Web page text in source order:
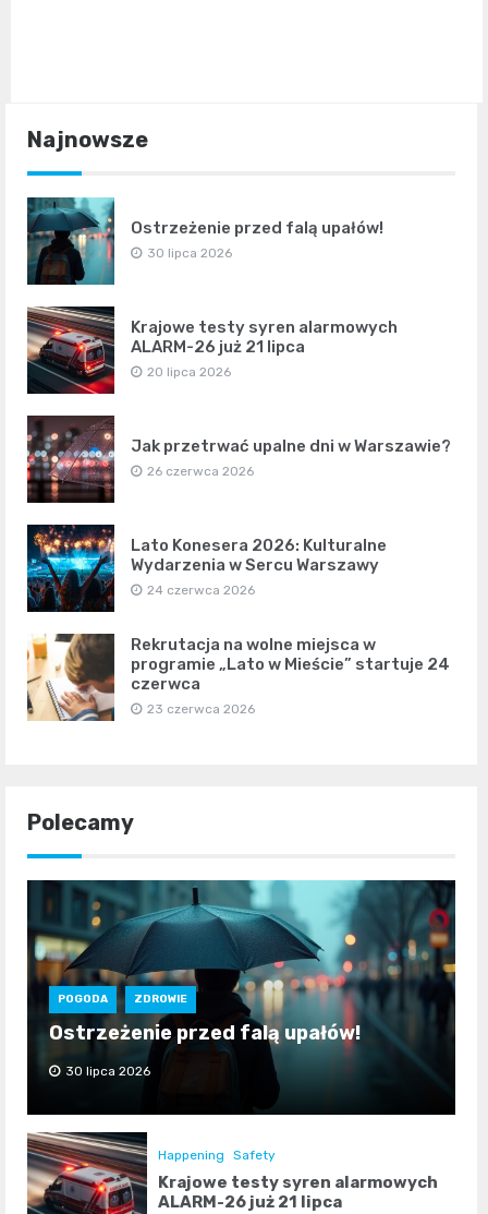
Najnowsze
Ostrzeżenie przed falą upałów!
30 lipca 2026
Krajowe testy syren alarmowych
ALARM-26 już 21 lipca
20 lipca 2026
Jak przetrwać upalne dni w Warszawie?
26 czerwca 2026
Lato Konesera 2026: Kulturalne
Wydarzenia w Sercu Warszawy
24 czerwca 2026
Rekrutacja na wolne miejsca w
programie „Lato w Mieście” startuje 24
czerwca
23 czerwca 2026
Polecamy
POGODA ZDROWIE
Ostrzeżenie przed falą upałów!
30 lipca 2026
Happening Safety
Krajowe testy syren alarmowych
ALARM-26 już 21 lipca